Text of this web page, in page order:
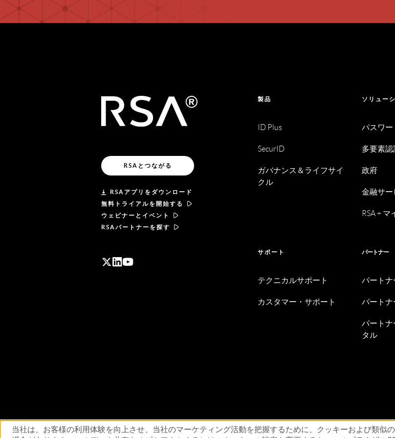
RSAとつながる
RSAアプリをダウンロード
無料トライアルを開始する
ウェビナーとイベント
RSAパートナーを探す
製品
ID Plus
SecurID
ガバナンス＆ライフサイ
クル
ソリュー
パスワ
多要素認
政府
金融サー
RSA + マ
サポート
テクニカルサポート
カスタマー・サポート
パートナー
パートナ
パートナ
パートナ
タル
利用規約 プライバシーポリシー 標準契約書 サプライヤー・プリンシプル 倫理的なサプライチェ
当社は、お客様の利用体験を向上させ、当社のマーケティング活動を把握するために、クッキーおよび類似